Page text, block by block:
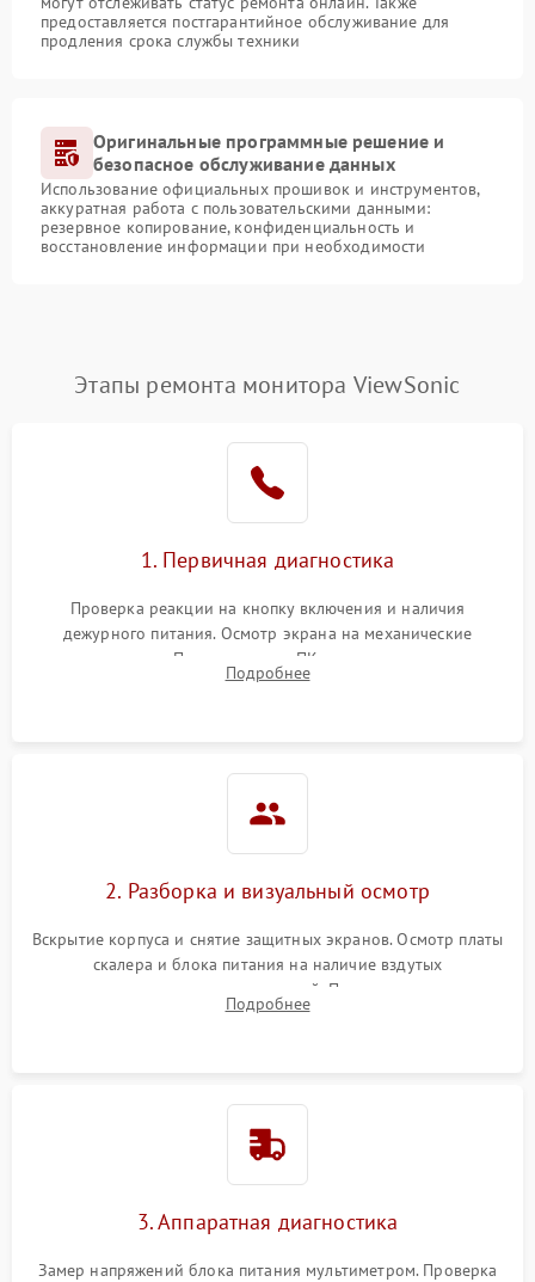
предоставляется постгарантийное обслуживание для
продления срока службы техники
Оригинальные программные решение и
безопасное обслуживание данных
Использование официальных прошивок и инструментов,
аккуратная работа с пользовательскими данными:
резервное копирование, конфиденциальность и
восстановление информации при необходимости
Этапы ремонта монитора ViewSonic
1. Первичная диагностика
Проверка реакции на кнопку включения и наличия
дежурного питания. Осмотр экрана на механические
повреждения. Подключение к ПК для оценки вывода
изображения, работы подсветки и выявления артефактов на
Подробнее
2. Разборка и визуальный осмотр
Вскрытие корпуса и снятие защитных экранов. Осмотр платы
скалера и блока питания на наличие вздутых
конденсаторов, прогаров, окислений. Проверка надежности
контактов и целостности шлейфов матрицы.
Подробнее
3. Аппаратная диагностика
Замер напряжений блока питания мультиметром. Проверка